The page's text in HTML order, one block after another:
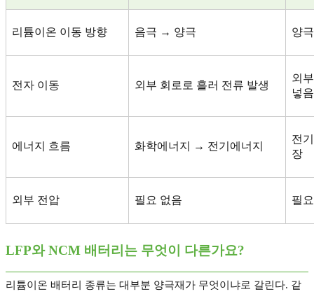
리튬이온 이동 방향 음극 → 양극 양극
전자 이동 외부 회로로 흘러 전류 발생
외
넣음
에너지 흐름 화학에너지 → 전기에너지
전
장
외부 전압 필요 없음 필요
LFP와NCM 배터리는 무엇이 다른가요?
리튬이온 배터리 종류는 대부분 양극재가 무엇이냐로 갈린다. 같